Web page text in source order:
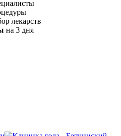
лекарств
на 3 дня